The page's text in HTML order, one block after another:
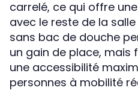
carrelé, ce qui offre
avec le reste de la
sans bac de douche
un gain de place, mais
une accessibilité
personnes à mobilité